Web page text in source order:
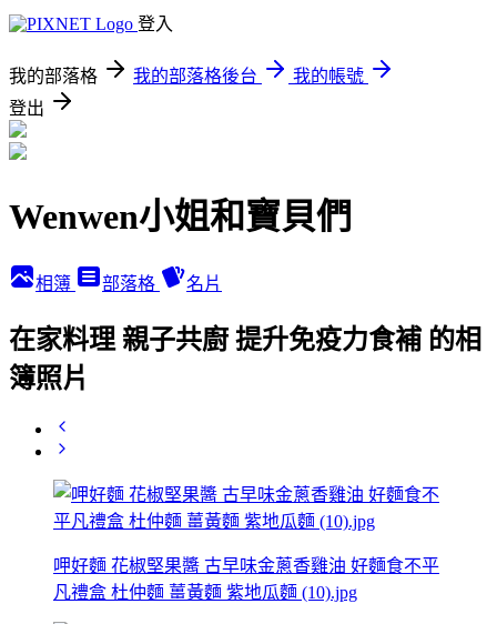
登入
我的部落格 我的部落格後台
我的帳號
登出
Wenwen小姐和寶貝們
相簿 部落格 名片
在家料理 親子共廚 提升免疫力食補 的相
簿照片
呷好麵 花椒堅果醬 古早味金蔥香雞油 好麵食不平
凡禮盒 杜仲麵 薑黃麵 紫地瓜麵 (10).jpg